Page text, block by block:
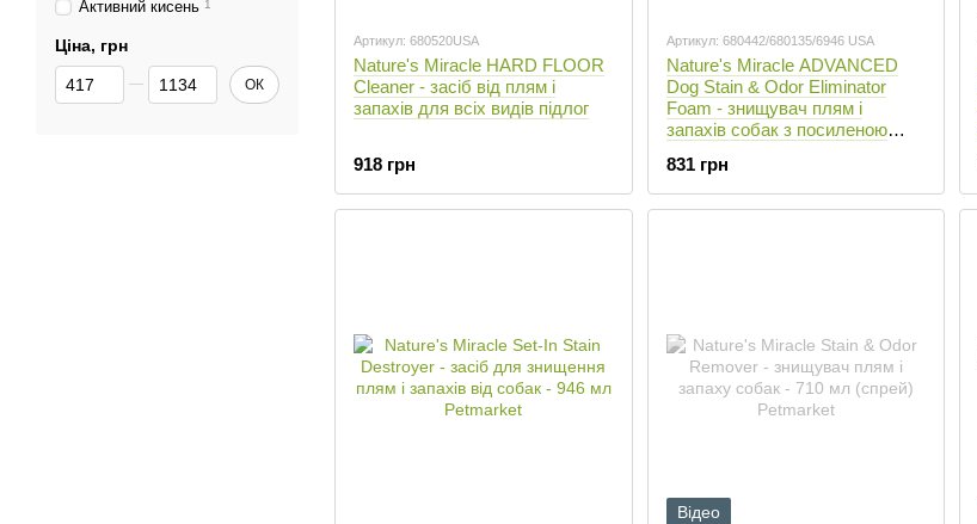
Артикул: 680520USA
Nature's Miracle HARD FLOOR
Cleaner - засіб від плям і
запахів для всіх видів підлог
918 грн
Артикул: 680442/680135/6946 USA
Nature's Miracle ADVANCED
Dog Stain & Odor Eliminator
Foam - знищувач плям і
запахів собак з посиленою
831 грн
Відео
Активний кисень 1
Ціна, грн
Від Ціна, грн
До Ціна, грн ОК